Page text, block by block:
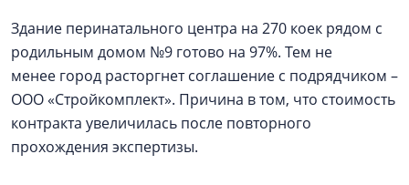
Здание перинатального центра на 270 коек рядом с
родильным домом №9 готово на 97%. Тем не
менее город расторгнет соглашение с подрядчиком –
ООО «Стройкомплект». Причина в том, что стоимость
контракта увеличилась после повторного
прохождения экспертизы.